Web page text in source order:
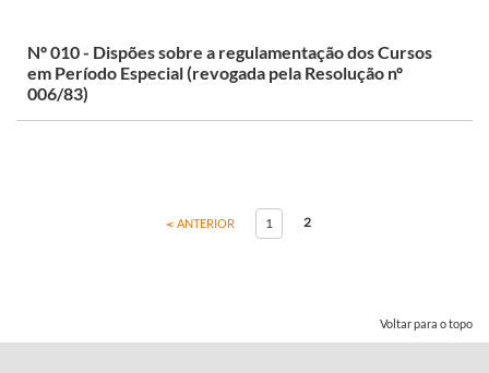
Nº 010 - Dispões sobre a regulamentação dos Cursos
em Período Especial (revogada pela Resolução nº
006/83)
ANTERIOR 1 2
Voltar para o topo